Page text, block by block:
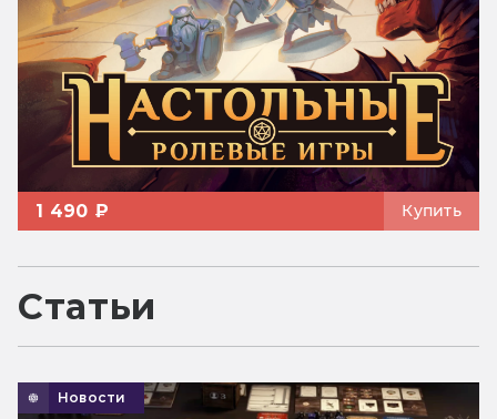
1 490 ₽ Купить
Статьи
Новости